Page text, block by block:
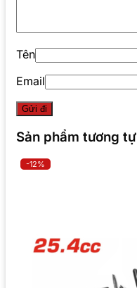
Tên
Email
Sản phẩm tương tự
-12%